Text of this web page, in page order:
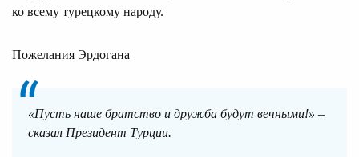
ко всему турецкому народу.
Пожелания Эрдогана
«Пусть наше братство и дружба будут вечными!» –
сказал Президент Турции.